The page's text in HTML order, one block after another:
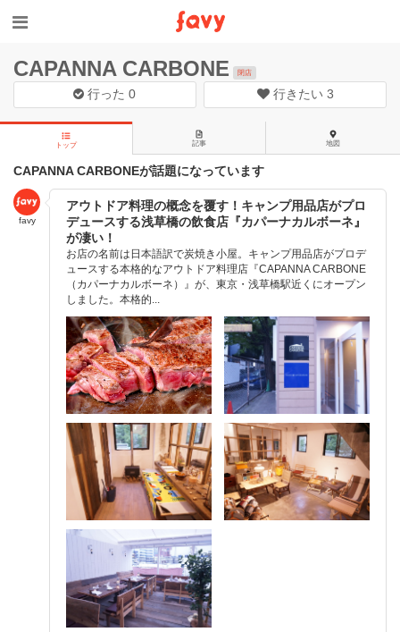
CAPANNA CARBONE 閉店
行った0 行きたい 3
トップ 記事 地図
CAPANNA CARBONEが話題になっています
favy
アウトドア料理の概念を覆す！キャンプ用品店がプロ
デュースする浅草橋の飲食店『カパーナカルボーネ』
が凄い！
お店の名前は日本語訳で炭焼き小屋。キャンプ用品店がプロデ
ュースする本格的なアウトドア料理店『CAPANNA CARBONE
（カパーナカルボーネ）』が、東京・浅草橋駅近くにオープン
しました。本格的...